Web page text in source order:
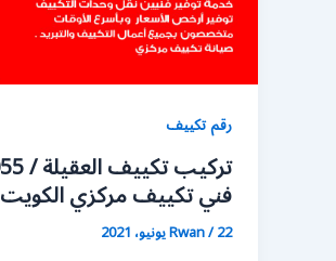
رقم تكييف
فني تكييف مركزي الكويت
Rwan/22 يونيو، 2021